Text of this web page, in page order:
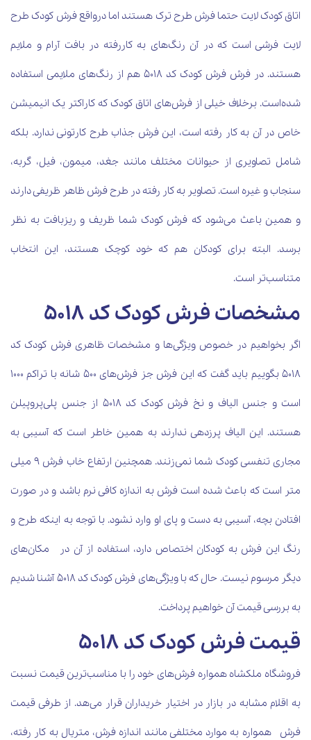
اتاق کودک لایت حتما فرش طرح ترک هستند اما درواقع فرش کودک طرح
لایت فرشی است که در آن رنگ‌های به کاررفته در بافت آرام و ملایم
هستند. در فرش فرش کودک کد 5018 هم از رنگ‌های ملایمی استفاده
شده‌است. برخلاف خیلی از فرش‌های اتاق کودک که کاراکتر یک انیمیشن
خاص در آن به کار رفته است، این فرش جذاب طرح کارتونی ندارد. بلکه
شامل تصاویری از حیوانات مختلف مانند جغد، میمون، فیل، گربه،
سنجاب و غیره است. تصاویر به کار رفته در طرح فرش ظاهر ظریفی دارند
و همین باعث می‌شود که فرش کودک شما ظریف و ریزبافت به نظر
برسد. البته برای کودکان هم که خود کوچک هستند، این انتخاب
متناسب‌تر است.
مشخصات فرش کودک کد 5018
اگر بخواهیم در خصوص ویژگی‌ها و مشخصات ظاهری فرش کودک کد
5018 بگوییم باید گفت که این فرش جز فرش‌های 500 شانه با تراکم 1000
است و جنس الیاف و نخ فرش کودک کد 5018 از جنس پلی‌پروپیلن
هستند. این الیاف پرزدهی ندارند به همین خاطر است که آسیبی به
مجاری تنفسی کودک شما نمی‌زنند. همچنین ارتفاع خاب فرش 9 میلی
متر است که باعث شده است فرش به اندازه کافی نرم باشد و در صورت
افتادن بچه، آسیبی به دست و پای او وارد نشود. با توجه به اینکه طرح و
رنگ این فرش به کودکان اختصاص دارد، استفاده از آن در مکان‌های
دیگر مرسوم نیست. حال که با ویژگی‌های فرش کودک کد 5018 آشنا شدیم
به بررسی قیمت آن خواهیم پرداخت.
قیمت فرش کودک کد 5018
فروشگاه ملکشاه همواره فرش‌های خود را با مناسب‌ترین قیمت نسبت
به اقلام مشابه در بازار در اختیار خریداران قرار می‌هد. از طرفی قیمت
فرش همواره به موارد مختلفی مانند اندازه فرش، متریال به کار رفته،